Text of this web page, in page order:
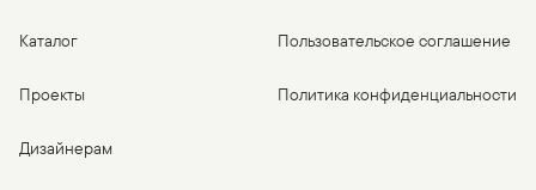
Каталог
Проекты
Дизайнерам
Пользовательское соглашение
Политика конфиденциальности